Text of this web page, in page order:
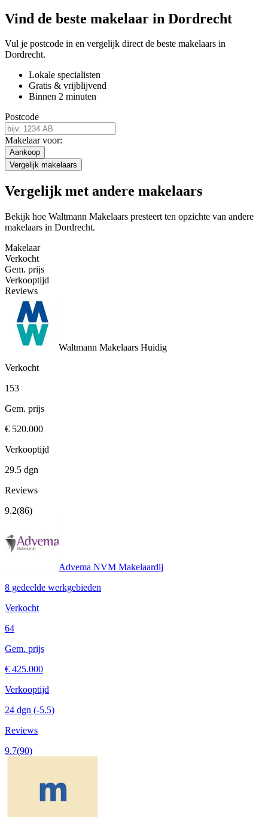
Vind de beste makelaar in Dordrecht
Vul je postcode in en vergelijk direct de beste makelaars in
Dordrecht.
Lokale specialisten
Gratis & vrijblijvend
Binnen 2 minuten
Postcode
Makelaar voor:
Aankoop
Vergelijk makelaars
Vergelijk met andere makelaars
Bekijk hoe Waltmann Makelaars presteert ten opzichte van andere
makelaars in Dordrecht.
Makelaar
Verkocht
Gem. prijs
Verkooptijd
Reviews
Waltmann Makelaars Huidig
Verkocht
153
Gem. prijs
€ 520.000
Verkooptijd
29.5 dgn
Reviews
9.2(86)
Advema NVM Makelaardij
8 gedeelde werkgebieden
Verkocht
64
Gem. prijs
€ 425.000
Verkooptijd
24 dgn (-5.5)
Reviews
9.7(90)